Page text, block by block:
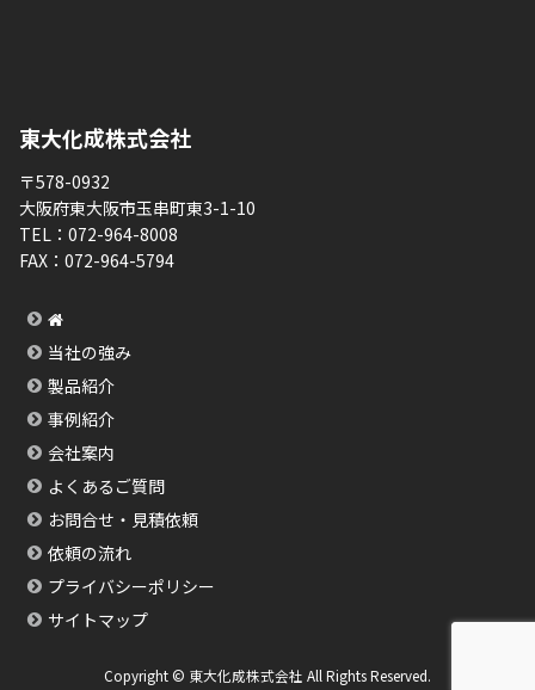
東大化成株式会社
〒578-0932
大阪府東大阪市玉串町東3-1-10
TEL： 072-964-8008
FAX： 072-964-5794
当社の強み
製品紹介
事例紹介
会社案内
よくあるご質問
お問合せ・見積依頼
依頼の流れ
プライバシーポリシー
サイトマップ
Copyright © 東大化成株式会社 All Rights Reserved.